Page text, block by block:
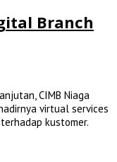
Branch
CIMB Niaga
virtual services
kustomer.